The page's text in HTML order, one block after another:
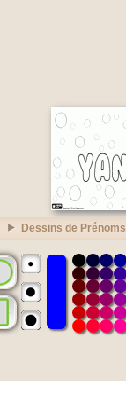
Dessins de Prénoms